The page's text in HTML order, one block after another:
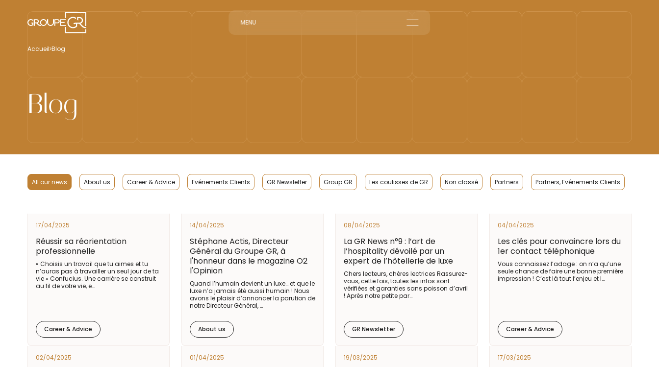
MENU
Accueil Blog
Blog
All our news About us Career & Advice Evénements Clients GR Newsletter Group GR Les coulisses de GR Non classé Partners Partners, Evénements Clients
17/04/2025
Réussir sa réorientation
professionnelle
« Choisis un travail que tu aimes et tu
n’auras pas à travailler un seul jour de ta
vie » Confucius. Une carrière se construit
au fil de votre vie, e…
Career & Advice
14/04/2025
Stéphane Actis, Directeur
Général du Groupe GR, à
l'honneur dans le magazine O2
l'Opinion
Quand l’humain devient un luxe… et que le
luxe n’a jamais été aussi humain ! Nous
avons le plaisir d’annoncer la parution de
notre Directeur Général, …
About us
08/04/2025
La GR News n°9 : l’art de
l’hospitality dévoilé par un
expert de l’hôtellerie de luxe
Chers lecteurs, chères lectrices Rassurez-
vous, cette fois, toutes les infos sont
vérifiées et garanties sans poisson d’avril
! Après notre petite par…
GR Newsletter
04/04/2025
Les clés pour convaincre lors du
1er contact téléphonique
Vous connaissez l’adage : on n’a qu’une
seule chance de faire une bonne première
impression ! C’est là tout l’enjeu et l…
Career & Advice
02/04/2025 01/04/2025 19/03/2025 17/03/2025